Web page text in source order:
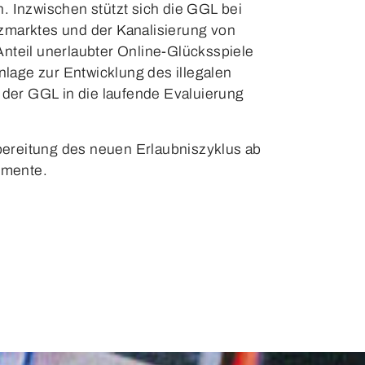
Inzwischen stützt sich die GGL bei
und der Kanalisierung von
unerlaubter Online-Glücksspiele
zur Entwicklung des illegalen
GGL in die laufende Evaluierung
des neuen Erlaubniszyklus ab